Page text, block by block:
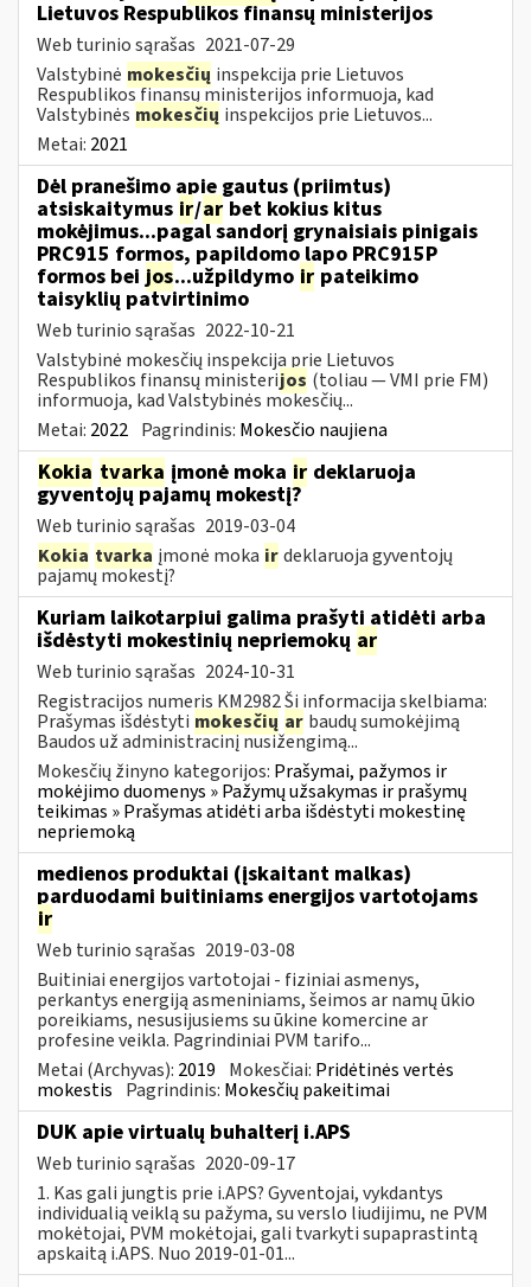
Lietuvos Respublikos finansų ministerijos
Web turinio sąrašas 2021-07-29
Valstybinė mokesčių inspekcija prie Lietuvos
Respublikos finansų ministerijos informuoja, kad
Valstybinės mokesčių inspekcijos prie Lietuvos...
Metai: 2021
Dėl pranešimo apie gautus (priimtus)
atsiskaitymus ir/ar bet kokius kitus
mokėjimus...pagal sandorį grynaisiais pinigais
PRC915 formos, papildomo lapo PRC915P
formos bei jos...užpildymo ir pateikimo
taisyklių patvirtinimo
Web turinio sąrašas 2022-10-21
Valstybinė mokesčių inspekcija prie Lietuvos
Respublikos finansų ministerijos (toliau ― VMI prie FM)
informuoja, kad Valstybinės mokesčių...
Metai: 2022 Pagrindinis: Mokesčio naujiena
Kokia tvarka įmonė moka ir deklaruoja
gyventojų pajamų mokestį?
Web turinio sąrašas 2019-03-04
Kokia tvarka įmonė moka irdeklaruoja gyventojų
pajamų mokestį?
Kuriam laikotarpiui galima prašyti atidėti arba
išdėstyti mokestinių nepriemokų ar
Web turinio sąrašas 2024-10-31
Registracijos numeris KM2982 Ši informacija skelbiama:
Prašymas išdėstyti mokesčių ar baudų sumokėjimą
Baudos už administracinį nusižengimą...
Mokesčių žinyno kategorijos: Prašymai, pažymos ir
mokėjimo duomenys » Pažymų užsakymas ir prašymų
teikimas » Prašymas atidėti arba išdėstyti mokestinę
nepriemoką
medienos produktai (įskaitant malkas)
parduodami buitiniams energijos vartotojams
ir
Web turinio sąrašas 2019-03-08
Buitiniai energijos vartotojai - fiziniai asmenys,
perkantys energiją asmeniniams, šeimos ar namų ūkio
poreikiams, nesusijusiems su ūkine komercine ar
profesine veikla. Pagrindiniai PVM tarifo...
Metai (Archyvas): 2019 Mokesčiai: Pridėtinės vertės
mokestis Pagrindinis: Mokesčių pakeitimai
DUK apie virtualų buhalterį i.APS
Web turinio sąrašas 2020-09-17
1. Kas gali jungtis prie i.APS? Gyventojai, vykdantys
individualią veiklą su pažyma, su verslo liudijimu, ne PVM
mokėtojai, PVM mokėtojai, gali tvarkyti supaprastintą
apskaitą i.APS. Nuo 2019-01-01...